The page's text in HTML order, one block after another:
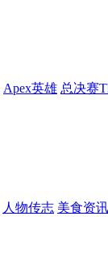
Apex英雄 总决赛
人物传志 美食资讯